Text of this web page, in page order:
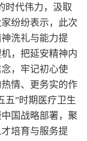
时代伟力，汲取
纷纷表示，此次
洗礼与能力提
，把延安精神内
，牢记初心使
情、更务实的作
五”时期医疗卫生
国战略部署，聚
培育与服务提